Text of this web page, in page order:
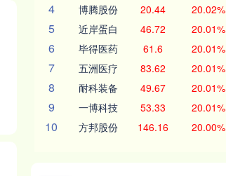
4 博腾股份 20.44 20.02%
5 近岸蛋白 46.72 20.01%
6 毕得医药 61.6 20.01%
7 五洲医疗 83.62 20.01%
8 耐科装备 49.67 20.01%
9 一博科技 53.33 20.01%
10 方邦股份 146.16 20.00%